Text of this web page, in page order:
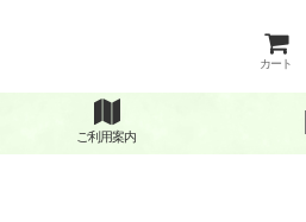
カート
ご利用案内